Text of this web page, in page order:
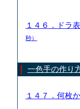
１４６．ドラ
秒）
一色手の作り
１４７．何枚